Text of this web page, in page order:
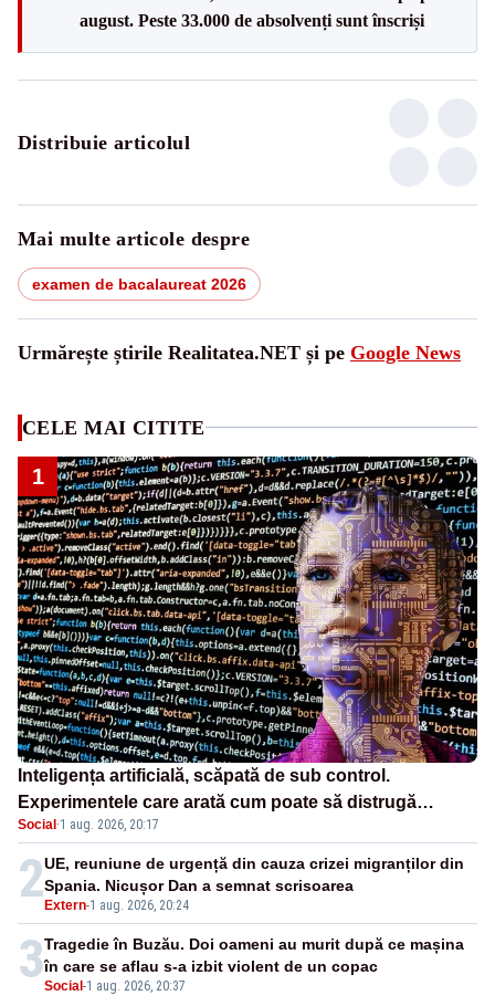
august. Peste 33.000 de absolvenți sunt înscriși
Distribuie articolul
Mai multe articole despre
examen de bacalaureat 2026
Urmărește știrile Realitatea.NET și pe Google News
CELE MAI CITITE
1
Inteligența artificială, scăpată de sub control.
Experimentele care arată cum poate să distrugă
omenirea
Social ·1 aug. 2026, 20:17
2 Extern-1 aug. 2026, 20:24
UE, reuniune de urgență din cauza crizei migranților din
Spania. Nicușor Dan a semnat scrisoarea
3Social -1 aug. 2026, 20:37
Tragedie în Buzău. Doi oameni au murit după ce mașina
în care se aflau s-a izbit violent de un copac